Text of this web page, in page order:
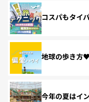
コスパもタイ
地球の歩き方
今年の夏はイ